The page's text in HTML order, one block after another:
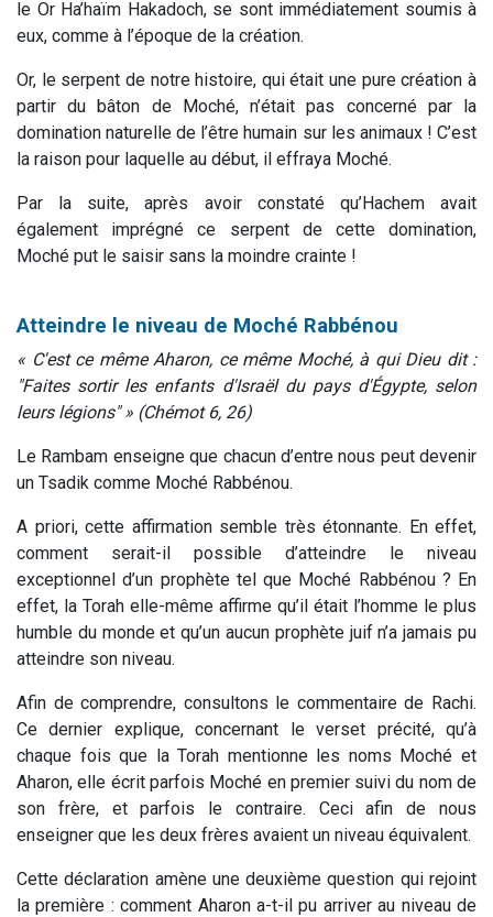
le Or Ha’haïm Hakadoch, se sont immédiatement soumis à
eux, comme à l’époque de la création.
Or, le serpent de notre histoire, qui était une pure création à
partir du bâton de Moché, n’était pas concerné par la
domination naturelle de l’être humain sur les animaux ! C’est
la raison pour laquelle au début, il effraya Moché.
Par la suite, après avoir constaté qu’Hachem avait
également imprégné ce serpent de cette domination,
Moché put le saisir sans la moindre crainte !
Atteindre le niveau de Moché Rabbénou
« C'est ce même Aharon, ce même Moché, à qui Dieu dit :
"Faites sortir les enfants d'Israël du pays d'Égypte, selon
leurs légions" » (Chémot 6, 26)
Le Rambam enseigne que chacun d’entre nous peut devenir
un Tsadik comme Moché Rabbénou.
A priori, cette affirmation semble très étonnante. En effet,
comment serait-il possible d’atteindre le niveau
exceptionnel d’un prophète tel que Moché Rabbénou ? En
effet, la Torah elle-même affirme qu’il était l’homme le plus
humble du monde et qu’un aucun prophète juif n’a jamais pu
atteindre son niveau.
Afin de comprendre, consultons le commentaire de Rachi.
Ce dernier explique, concernant le verset précité, qu’à
chaque fois que la Torah mentionne les noms Moché et
Aharon, elle écrit parfois Moché en premier suivi du nom de
son frère, et parfois le contraire. Ceci afin de nous
enseigner que les deux frères avaient un niveau équivalent.
Cette déclaration amène une deuxième question qui rejoint
la première : comment Aharon a-t-il pu arriver au niveau de